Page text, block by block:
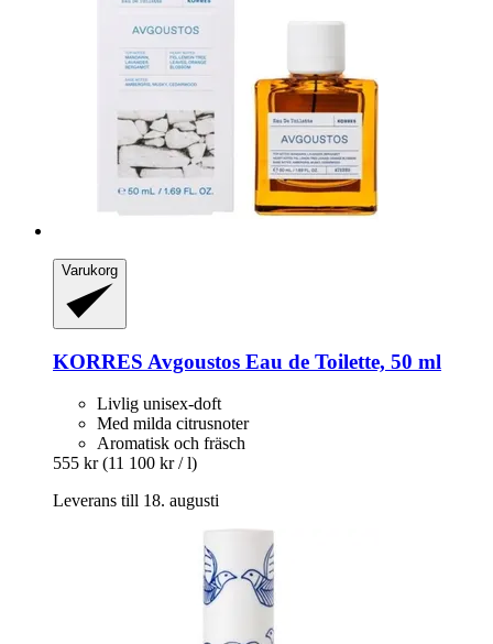
Varukorg
KORRES Avgoustos Eau de Toilette, 50 ml
Livlig unisex-doft
Med milda citrusnoter
Aromatisk och fräsch
555 kr (11 100 kr / l)
Leverans till 18. augusti